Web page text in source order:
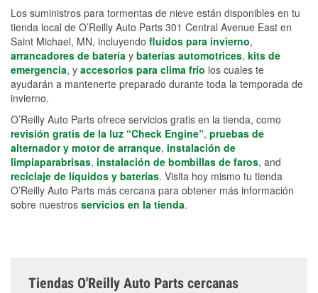
Los suministros para tormentas de nieve están disponibles en tu
tienda local de O’Reilly Auto Parts 301 Central Avenue East en
Saint Michael, MN, incluyendo fluidos para invierno,
arrancadores de batería y baterías automotrices, kits de
emergencia, y accesorios para clima frío los cuales te
ayudarán a mantenerte preparado durante toda la temporada de
invierno.
O’Reilly Auto Parts ofrece servicios gratis en la tienda, como
revisión gratis de la luz “Check Engine”, pruebas de
alternador y motor de arranque, instalación de
limpiaparabrisas, instalación de bombillas de faros, and
reciclaje de líquidos y baterías. Visita hoy mismo tu tienda
O’Reilly Auto Parts más cercana para obtener más información
sobre nuestros servicios en la tienda.
Tiendas O'Reilly Auto Parts cercanas